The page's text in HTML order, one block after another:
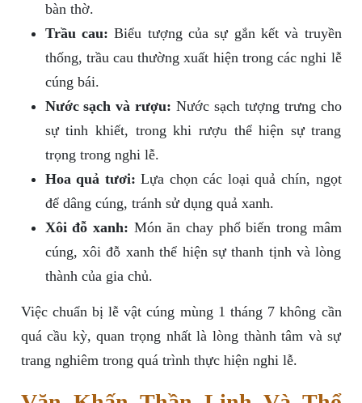
bàn thờ.
Trầu cau: Biểu tượng của sự gắn kết và truyền
thống, trầu cau thường xuất hiện trong các nghi lễ
cúng bái.
Nước sạch và rượu: Nước sạch tượng trưng cho
sự tinh khiết, trong khi rượu thể hiện sự trang
trọng trong nghi lễ.
Hoa quả tươi: Lựa chọn các loại quả chín, ngọt
để dâng cúng, tránh sử dụng quả xanh.
Xôi đỗ xanh: Món ăn chay phổ biến trong mâm
cúng, xôi đỗ xanh thể hiện sự thanh tịnh và lòng
thành của gia chủ.
Việc chuẩn bị lễ vật cúng mùng 1 tháng 7 không cần
quá cầu kỳ, quan trọng nhất là lòng thành tâm và sự
trang nghiêm trong quá trình thực hiện nghi lễ.